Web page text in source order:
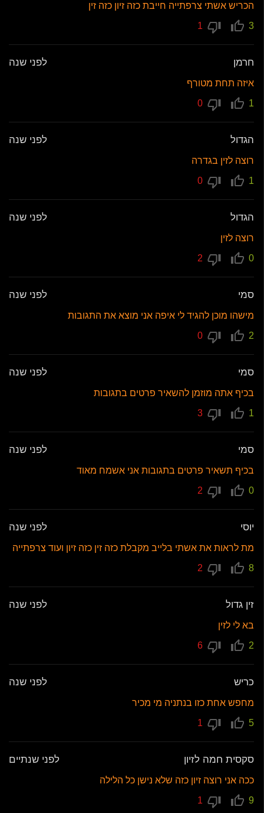
הכריש אשתי צרפתייה חייבת כזה זיון כזה זין
3
חרמן לפני שנה
איזה תחת מטורף
1
הגדול לפני שנה
רוצה לזין בגדרה
1
הגדול לפני שנה
רוצה לזין
0
סמי לפני שנה
מישהו מוכן להגיד לי איפה אני מוצא את התגובות
2
סמי לפני שנה
בכיף אתה מוזמן להשאיר פרטים בתגובות
1
סמי לפני שנה
בכיף תשאיר פרטים בתגובות אני אשמח מאוד
0
יוסי לפני שנה
מת לראות את אשתי בלייב מקבלת כזה זין כזה זיון ועוד צרפתייה
8
זין גדול לפני שנה
בא לי לזין
2
כריש לפני שנה
מחפש אחת כזו בנתניה מי מכיר
5
סקסית חמה לזיון לפני שנתיים
ככה אני רוצה זיון כזה שלא נישן כל הלילה
9